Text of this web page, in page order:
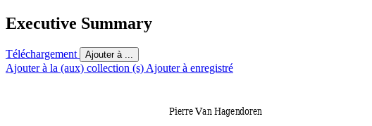
Executive Summary
Téléchargement Ajouter à ...
Ajouter à la (aux) collection (s) Ajouter à enregistré
Pierre Van Hagendoren